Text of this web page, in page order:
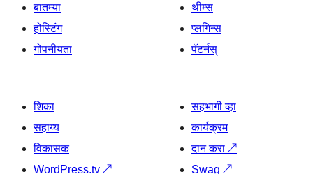
बातम्या
होस्टिंग
गोपनीयता
थीम्स
प्लगिन्स
पॅटर्नस्
शिका
सहाय्य
विकासक
WordPress.tv ↗
सहभागी व्हा
कार्यक्रम
दान करा ↗
Swag ↗